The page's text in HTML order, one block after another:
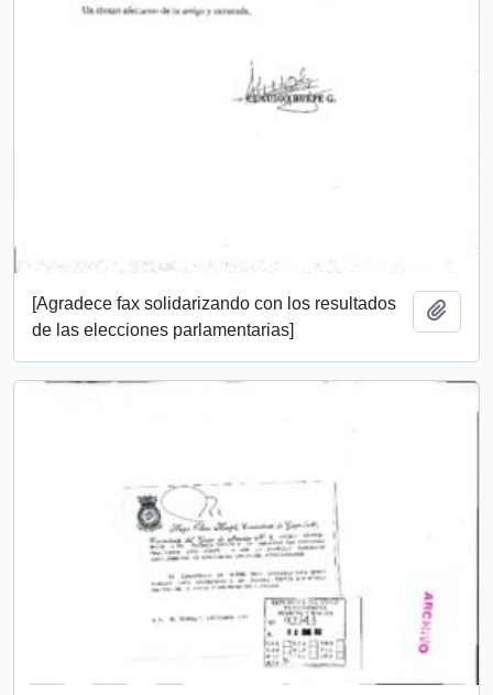
[Agradece fax solidarizando con los resultados
de las elecciones parlamentarias]